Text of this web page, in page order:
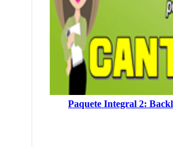
Paquete Integral 2: